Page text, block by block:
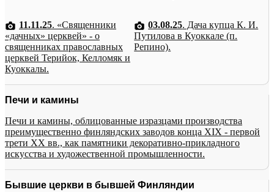
11.11.25. «Священники
«дачных» церквей» - о
священниках православных
церквей Терийок, Келломяк и
Куоккалы.
03.08.25. Дача купца К. И.
Путилова в Куоккале (п.
Репино).
Печи и камины
Печи и камины, облицованные изразцами производства
преимущественно финляндских заводов конца XIX - первой
трети XX вв., как памятники декоративно-прикладного
искусства и художественной промышленности.
Бывшие церкви в бывшей Финляндии